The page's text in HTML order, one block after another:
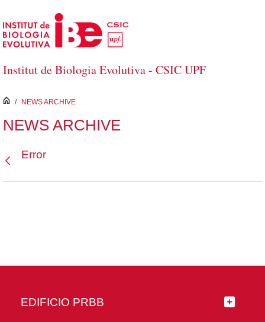
Saltar al contenido principal
Institut de Biologia Evolutiva - CSIC UPF
inici
/ NEWS ARCHIVE
NEWS ARCHIVE
Error
EDIFICIO PRBB